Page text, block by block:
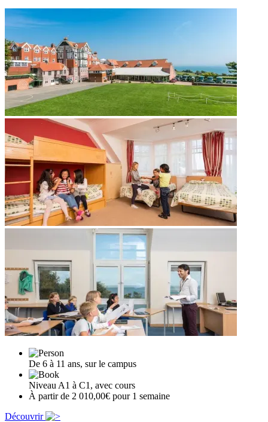
De 6 à 11 ans, sur le campus
Niveau A1 à C1, avec cours
À partir de 2 010,00€ pour 1 semaine
Découvrir